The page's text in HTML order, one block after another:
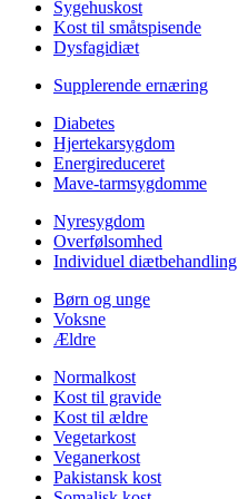
Sygehuskost
Kost til småtspisende
Dysfagidiæt
Supplerende ernæring
Diabetes
Hjertekarsygdom
Energireduceret
Mave-tarmsygdomme
Nyresygdom
Overfølsomhed
Individuel diætbehandling
Børn og unge
Voksne
Ældre
Normalkost
Kost til gravide
Kost til ældre
Vegetarkost
Veganerkost
Pakistansk kost